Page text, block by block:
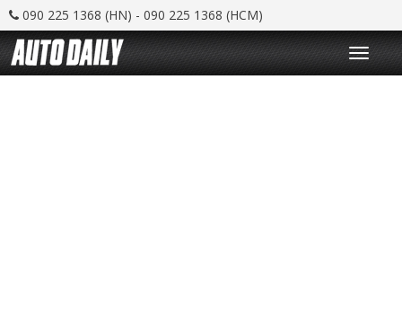
090 225 1368 (HN) - 090 225 1368 (HCM)
T
o
g